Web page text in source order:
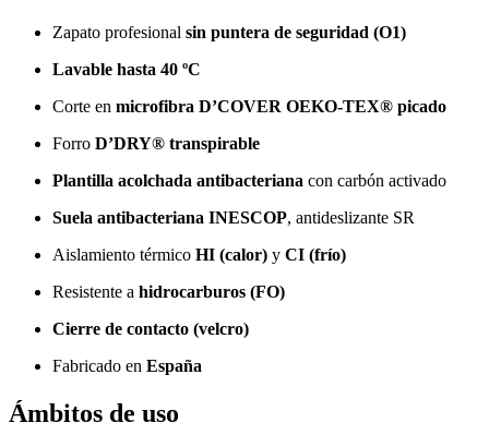
Zapato profesional sin puntera de seguridad (O1)
Lavable hasta 40 ºC
Corte en microfibra D’COVER OEKO-TEX® picado
Forro D’DRY® transpirable
Plantilla acolchada antibacteriana con carbón activado
Suela antibacteriana INESCOP, antideslizante SR
Aislamiento térmico HI (calor) y CI (frío)
Resistente a hidrocarburos (FO)
Cierre de contacto (velcro)
Fabricado en España
Ámbitos de uso